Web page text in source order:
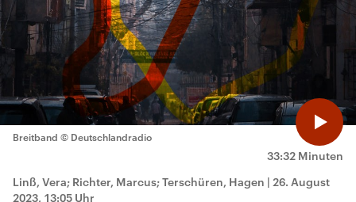
33:32 Minuten
Breitband © Deutschlandradio
Linß, Vera; Richter, Marcus; Terschüren, Hagen | 26. August
2023, 13:05 Uhr